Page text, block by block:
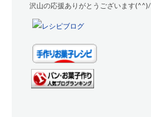
沢山の応援ありがとうございます(^^)/